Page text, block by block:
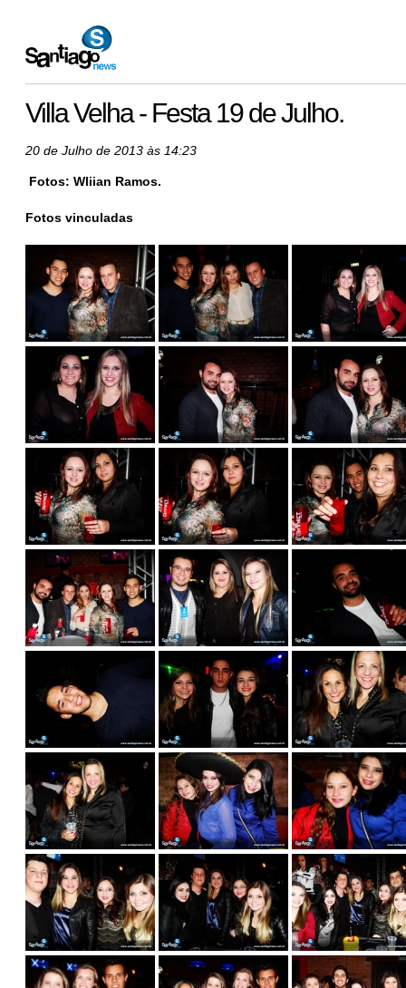
Villa Velha - Festa 19 de Julho.
20 de Julho de 2013 às 14:23
Fotos: Wliian Ramos.
Fotos vinculadas